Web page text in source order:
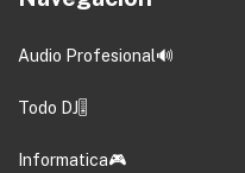
Audio Profesional🔊
Todo DJ🎚️
Informatica🎮